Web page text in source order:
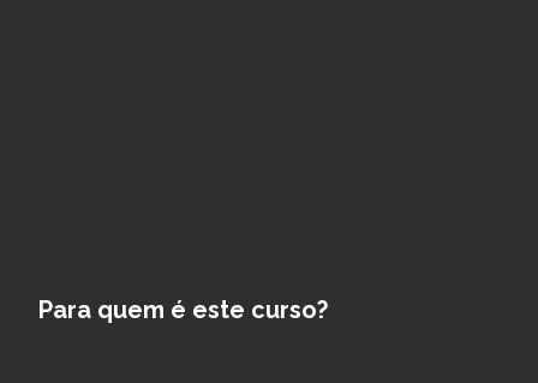
Para quem é este curso?